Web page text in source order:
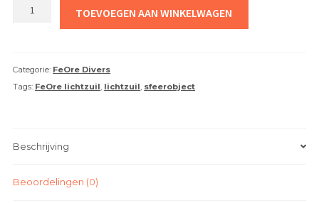
FeOre
zuil
aantal
TOEVOEGEN AAN WINKELWAGEN
Categorie: FeOre Divers
Tags: FeOre lichtzuil, lichtzuil, sfeerobject
Beschrijving
Beoordelingen (0)